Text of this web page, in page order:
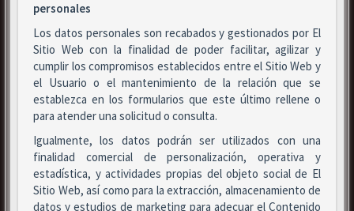
personales
Los datos personales son recabados y gestionados por El
Sitio Web con la finalidad de poder facilitar, agilizar y
cumplir los compromisos establecidos entre el Sitio Web y
el Usuario o el mantenimiento de la relación que se
establezca en los formularios que este último rellene o
para atender una solicitud o consulta.
Igualmente, los datos podrán ser utilizados con una
finalidad comercial de personalización, operativa y
estadística, y actividades propias del objeto social de El
Sitio Web, así como para la extracción, almacenamiento de
datos y estudios de marketing para adecuar el Contenido